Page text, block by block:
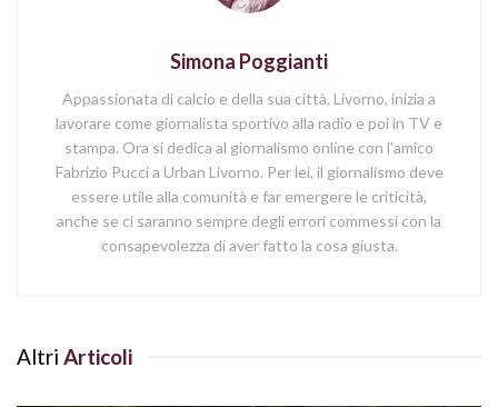
Simona Poggianti
Appassionata di calcio e della sua città, Livorno, inizia a
lavorare come giornalista sportivo alla radio e poi in TV e
stampa. Ora si dedica al giornalismo online con l'amico
Fabrizio Pucci a Urban Livorno. Per lei, il giornalismo deve
essere utile alla comunità e far emergere le criticità,
anche se ci saranno sempre degli errori commessi con la
consapevolezza di aver fatto la cosa giusta.
Altri Articoli